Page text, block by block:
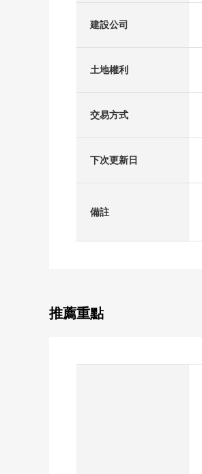
建設公司
土地權利
交易方式
下次更新日
備註
推薦重點